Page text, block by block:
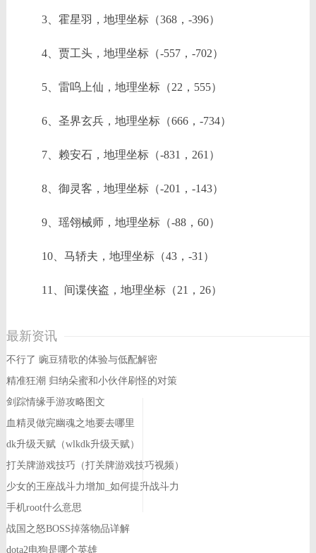
3、霍星羽，地理坐标（368，-396）
4、贾工头，地理坐标（-557，-702）
5、雷呜上仙，地理坐标（22，555）
6、圣界玄兵，地理坐标（666，-734）
7、赖安石，地理坐标（-831，261）
8、御灵客，地理坐标（-201，-143）
9、瑶翎械师，地理坐标（-88，60）
10、马轿夫，地理坐标（43，-31）
11、间谍侠盗，地理坐标（21，26）
最新资讯
不行了 豌豆猜歌的体验与低配解密
精准狂潮 归纳朵蜜和小伙伴刷怪的对策
剑踪情缘手游攻略图文
血精灵做完幽魂之地要去哪里
dk升级天赋（wlkdk升级天赋）
打关牌游戏技巧（打关牌游戏技巧视频）
少女的王座战斗力增加_如何提升战斗力
手机root什么意思
战国之怒BOSS掉落物品详解
dota2电狗是哪个英雄